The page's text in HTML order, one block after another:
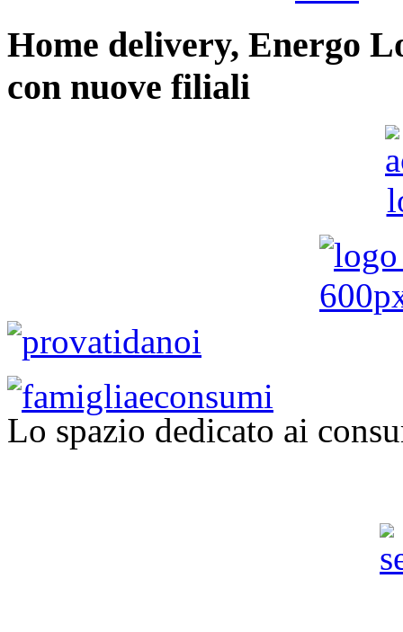
Home delivery, Energo
con nuove filiali
Lo spazio dedicato ai